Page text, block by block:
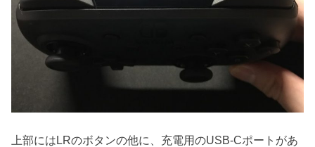
上部にはLRのボタンの他に、充電用のUSB-Cポートがあ